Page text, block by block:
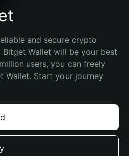
and secure crypto
Wallet will be your best
users, you can freely
Wallet. Start your journey